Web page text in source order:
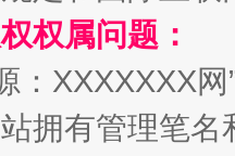
权属问题：
：XXXXXXX
拥有管理笔